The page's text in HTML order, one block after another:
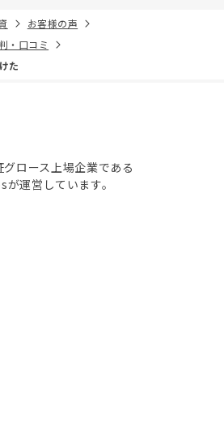
お客様の声
・口コミ
た
グロース上場企業である
運営しています。